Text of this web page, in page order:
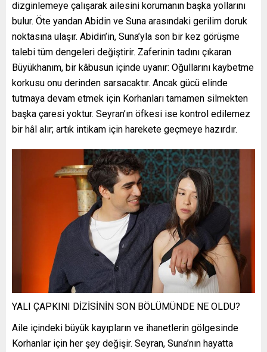
dizginlemeye çalışarak ailesini korumanın başka yollarını
bulur. Öte yandan Abidin ve Suna arasındaki gerilim doruk
noktasına ulaşır. Abidin’in, Suna’yla son bir kez görüşme
talebi tüm dengeleri değiştirir. Zaferinin tadını çıkaran
Büyükhanım, bir kâbusun içinde uyanır: Oğullarını kaybetme
korkusu onu derinden sarsacaktır. Ancak gücü elinde
tutmaya devam etmek için Korhanları tamamen silmekten
başka çaresi yoktur. Seyran’ın öfkesi ise kontrol edilemez
bir hâl alır; artık intikam için harekete geçmeye hazırdır.
YALI ÇAPKINI DİZİSİNİN SON BÖLÜMÜNDE NE OLDU?
Aile içindeki büyük kayıpların ve ihanetlerin gölgesinde
Korhanlar için her şey değişir. Seyran, Suna’nın hayatta